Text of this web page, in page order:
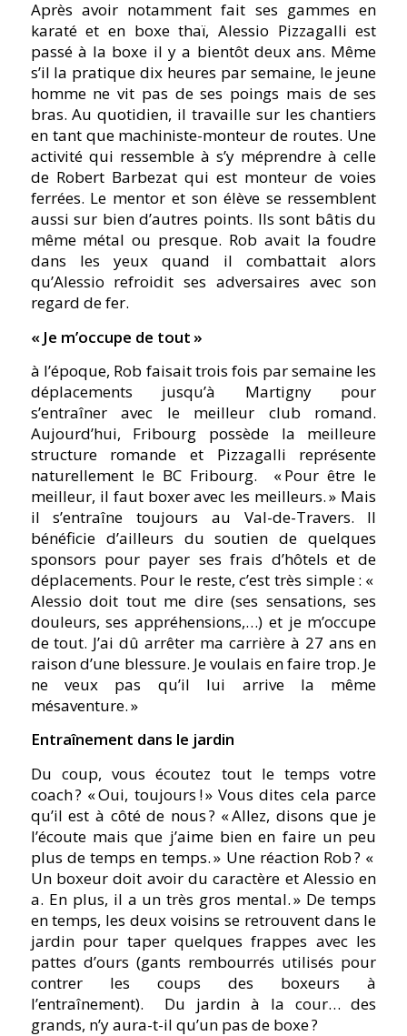
Après avoir notamment fait ses gammes en
karaté et en boxe thaï, Alessio Pizzagalli est
passé à la boxe il y a bientôt deux ans. Même
s’il la pratique dix heures par semaine, le jeune
homme ne vit pas de ses poings mais de ses
bras. Au quotidien, il travaille sur les chantiers
en tant que machiniste-monteur de routes. Une
activité qui ressemble à s’y méprendre à celle
de Robert Barbezat qui est monteur de voies
ferrées. Le mentor et son élève se ressemblent
aussi sur bien d’autres points. Ils sont bâtis du
même métal ou presque. Rob avait la foudre
dans les yeux quand il combattait alors
qu’Alessio refroidit ses adversaires avec son
regard de fer.
« Je m’occupe de tout »
à l’époque, Rob faisait trois fois par semaine les
déplacements jusqu’à Martigny pour
s’entraîner avec le meilleur club romand.
Aujourd’hui, Fribourg possède la meilleure
structure romande et Pizzagalli représente
naturellement le BC Fribourg.
« Pour être le
meilleur, il faut boxer avec les meilleurs. » Mais
il s’entraîne toujours au Val-de-Travers. Il
bénéficie d’ailleurs du soutien de quelques
sponsors pour payer ses frais d’hôtels et de
déplacements. Pour le reste, c’est très simple : «
Alessio doit tout me dire (ses sensations, ses
douleurs, ses appréhensions,…) et je m’occupe
de tout. J’ai dû arrêter ma carrière à 27 ans en
raison d’une blessure. Je voulais en faire trop. Je
ne veux pas qu’il lui arrive la même
mésaventure. »
Entraînement dans le jardin
Du coup, vous écoutez tout le temps votre
coach ? « Oui, toujours ! » Vous dites cela parce
qu’il est à côté de nous ? « Allez, disons que je
l’écoute mais que j’aime bien en faire un peu
plus de temps en temps. » Une réaction Rob ? «
Un boxeur doit avoir du caractère et Alessio en
a. En plus, il a un très gros mental. » De temps
en temps, les deux voisins se retrouvent dans le
jardin pour taper quelques frappes avec les
pattes d’ours (gants rembourrés utilisés pour
contrer les coups des boxeurs à
l’entraînement).
Du jardin à la cour… des
grands, n’y aura-t-il qu’un pas de boxe ?